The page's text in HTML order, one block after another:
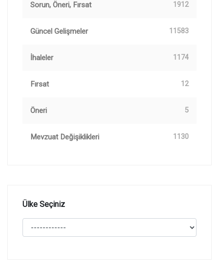
Sorun, Öneri, Fırsat 1912
Güncel Gelişmeler 11583
İhaleler 1174
Fırsat 12
Öneri 5
Mevzuat Değişiklikleri 1130
Ülke Seçiniz